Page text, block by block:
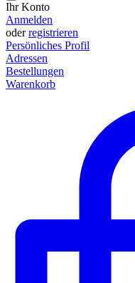
Ihr Konto
Anmelden
oderregistrieren
Persönliches Profil
Adressen
Bestellungen
Warenkorb